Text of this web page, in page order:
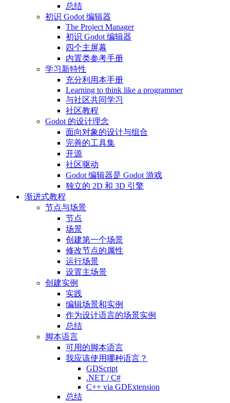
总结
初识 Godot 编辑器
The Project Manager
初识 Godot 编辑器
四个主屏幕
内置类参考手册
学习新特性
充分利用本手册
Learning to think like a programmer
与社区共同学习
社区教程
Godot 的设计理念
面向对象的设计与组合
完善的工具集
开源
社区驱动
Godot 编辑器是 Godot 游戏
独立的 2D 和 3D 引擎
渐进式教程
节点与场景
节点
场景
创建第一个场景
修改节点的属性
运行场景
设置主场景
创建实例
实践
编辑场景和实例
作为设计语言的场景实例
总结
脚本语言
可用的脚本语言
我应该使用哪种语言？
GDScript
.NET / C#
C++ via GDExtension
总结